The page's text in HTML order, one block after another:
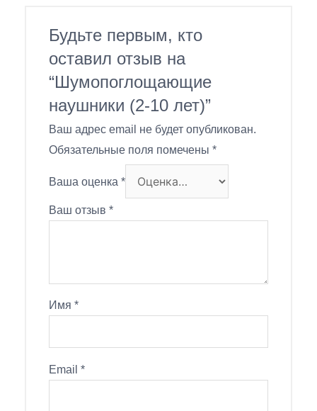
Будьте первым, кто
оставил отзыв на
“Шумопоглощающие
наушники (2-10 лет)”
Ваш адрес email не будет опубликован.
Обязательные поля помечены *
Ваша оценка *
Ваш отзыв *
Имя *
Email *